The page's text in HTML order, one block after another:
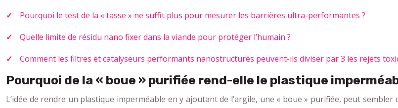
Pourquoi le test de la « tasse » ne suffit plus pour mesurer les barrières ultra-performantes ?
Quelle limite de résidu nano fixer dans la viande pour protéger l’humain ?
Comment les filtres et catalyseurs performants nanostructurés peuvent-ils diviser par 3 les rejets
Pourquoi de la « boue » purifiée rend-elle le plastique
L’idée de rendre un plastique imperméable en y ajoutant de l’argile, une « boue » purifiée, peut